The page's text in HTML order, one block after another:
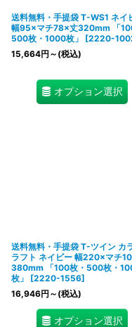
送料無料・手提袋 T-WS1 ネイ
幅95×マチ78×丈320mm 「
500枚・1000枚」
[2220-
15,664円 ～ (税込)
オプション選択
送料無料・手提袋 T-ツイン カ
ラフト ネイビー 幅220×マチ
380mm 「100枚・500枚・
枚」
[2220-1556]
16,946円 ～ (税込)
オプション選択